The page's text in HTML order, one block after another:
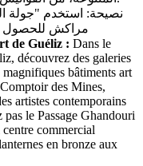
نصيحة: استخدم "جولة
مراكش للحصول
de Guéliz : Dans le
découvrez des galeries
bâtiments art
des Mines,
artistes contemporains
le Passage Ghandouri
commercial
en bronze aux